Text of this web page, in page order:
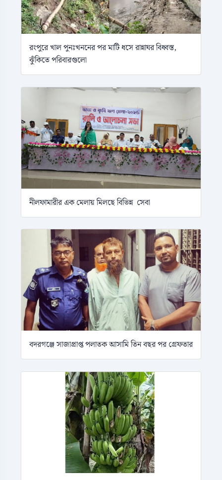
রংপুরে খাল পুনঃখননের পর মাটি ধসে রান্নাঘর বিধ্বস্ত,
ঝুঁকিতে পরিবারগুলো
নীলফামারীর এক মেলায় মিলছে বিভিন্ন সেবা
বদরগঞ্জে সাজাপ্রাপ্ত পলাতক আসামি তিন বছর পর গ্রেফতার